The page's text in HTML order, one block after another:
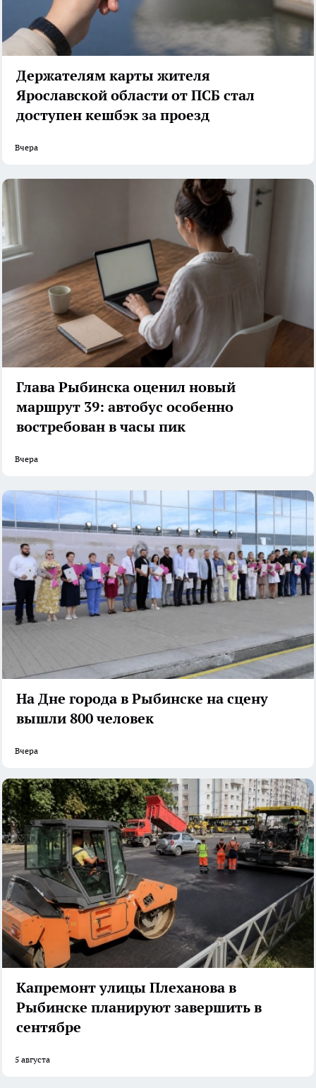
Держателям карты жителя
Ярославской области от ПСБ стал
доступен кешбэк за проезд
Вчера
Глава Рыбинска оценил новый
маршрут 39: автобус особенно
востребован в часы пик
Вчера
На Дне города в Рыбинске на сцену
вышли 800 человек
Вчера
Капремонт улицы Плеханова в
Рыбинске планируют завершить в
сентябре
5 августа